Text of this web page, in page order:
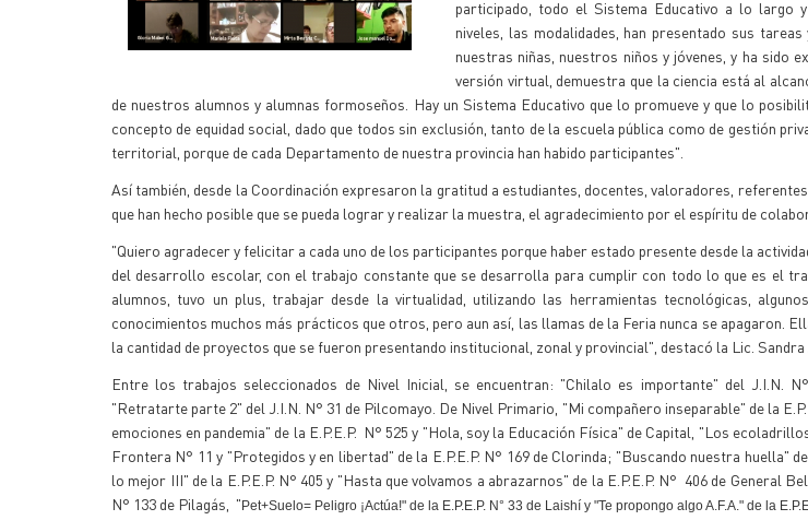
participado, todo el Sistema Educativo a lo largo
niveles, las modalidades, han presentado sus
nuestras niñas, nuestros niños y jóvenes, y ha sido
versión virtual, demuestra que la ciencia está al
de nuestros alumnos y alumnas formoseños. Hay un Sistema Educativo que lo promueve y que lo
concepto de equidad social, dado que todos sin exclusión, tanto de la escuela pública como de gestión
territorial, porque de cada Departamento de nuestra provincia han habido participantes".
Así también, desde la Coordinación expresaron la gratitud a estudiantes, docentes, valoradores,
que han hecho posible que se pueda lograr y realizar la muestra, el agradecimiento por el espíritu de
"Quiero agradecer y felicitar a cada uno de los participantes porque haber estado presente desde la
del desarrollo escolar, con el trabajo constante que se desarrolla para cumplir con todo lo que es el
alumnos, tuvo un plus, trabajar desde la virtualidad, utilizando las herramientas tecnológicas,
conocimientos muchos más prácticos que otros, pero aun así, las llamas de la Feria nunca se apagaron.
la cantidad de proyectos que se fueron presentando institucional, zonal y provincial", destacó la Lic.
Entre los trabajos seleccionados de Nivel Inicial, se encuentran: "Chilalo es importante" del J.I.N.
"Retratarte parte 2" del J.I.N. N° 31 de Pilcomayo. De Nivel Primario, "Mi compañero inseparable" de la
emociones en pandemia" de la E.P.E.P. N° 525 y "Hola, soy la Educación Física" de Capital, "Los
Frontera N° 11 y "Protegidos y en libertad" de la E.P.E.P. N° 169 de Clorinda; "Buscando nuestra huella"
lo mejor III" de la E.P.E.P. N° 405 y "Hasta que volvamos a abrazarnos" de la E.P.E.P. N° 406 de General
N° 133 de Pilagás, " Pet+Suelo= Peligro ¡Actúa!" de la E.P.E.P. N° 33 de Laishí y "Te propongo algo A.F.A." de la